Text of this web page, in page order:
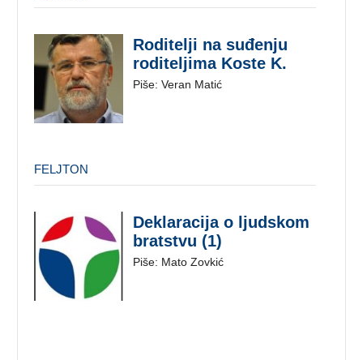
Roditelji na suđenju
roditeljima Koste K.
Piše: Veran Matić
Deklaracija o ljudskom
bratstvu (1)
Piše: Mato Zovkić
FELJTON